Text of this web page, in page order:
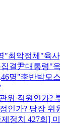
"최악정체"육
결尹대통령"
명"李반박모
위 직원인가?
인가? 당장 위
정치 427회]